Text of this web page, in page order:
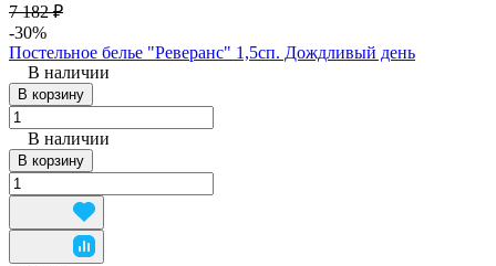
7 182 ₽
-30%
Постельное белье "Реверанс" 1,5сп. Дождливый день
В наличии
В корзину
В наличии
В корзину